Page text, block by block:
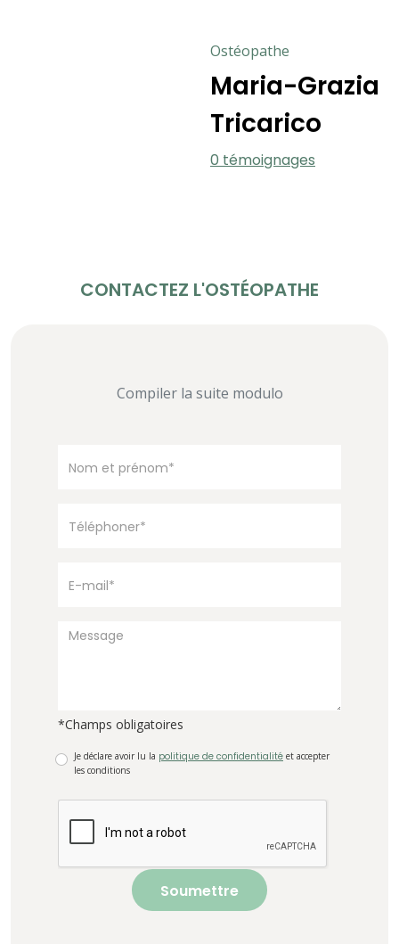
Ostéopathe
Maria-Grazia
Tricarico
0 témoignages
CONTACTEZ L'OSTÉOPATHE
Compiler la suite modulo
*Champs obligatoires
Je déclare avoir lu la politique de confidentialité et accepter
les conditions
Soumettre